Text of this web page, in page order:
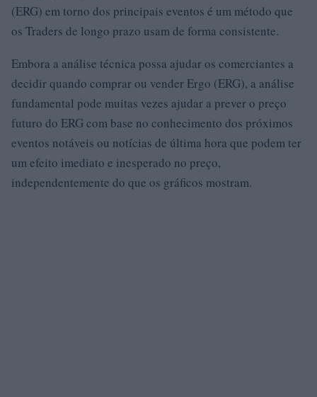
(ERG) em torno dos principais eventos é um método que
os Traders de longo prazo usam de forma consistente.
Embora a análise técnica possa ajudar os comerciantes a
decidir quando comprar ou vender Ergo (ERG), a análise
fundamental pode muitas vezes ajudar a prever o preço
futuro do ERG com base no conhecimento dos próximos
eventos notáveis ​​ou notícias de última hora que podem ter
um efeito imediato e inesperado no preço,
independentemente do que os gráficos mostram.